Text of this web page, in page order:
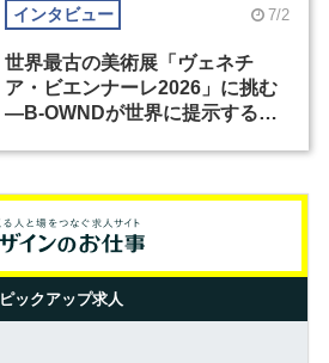
インタビュー 7/2
世界最古の美術展「ヴェネチ
ア・ビエンナーレ2026」に挑む
―B-OWNDが世界に提示する美
ピックアップ求人